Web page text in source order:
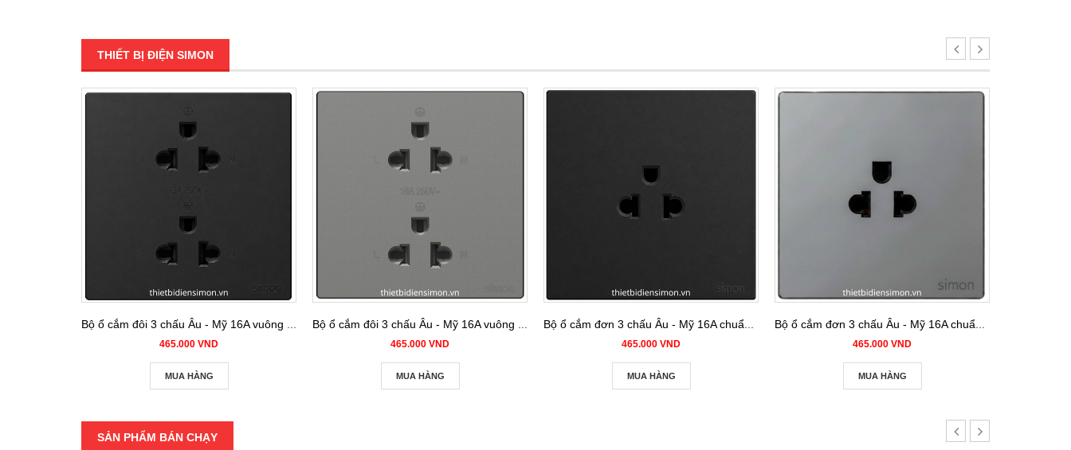
THIẾT BỊ ĐIỆN SIMON
Bộ ổ cắm đôi 3 chấu Âu - Mỹ 16A vuông màu black Simon S6 581287-26
465.000 VND
MUA HÀNG
Bộ ổ cắm đôi 3 chấu Âu - Mỹ 16A vuông màu grey Simon S6 581287-61
465.000 VND
MUA HÀNG
Bộ ổ cắm đơn 3 chấu Âu - Mỹ 16A chuẩn vuông màu black Simon S6 581087-26
465.000 VND
MUA HÀNG
Bộ ổ cắm đơn 3 chấu Âu - Mỹ 16A chuẩn vuông màu Grey Simon S6 581087-61
465.000 VND
MUA HÀNG
SẢN PHẨM BÁN CHẠY